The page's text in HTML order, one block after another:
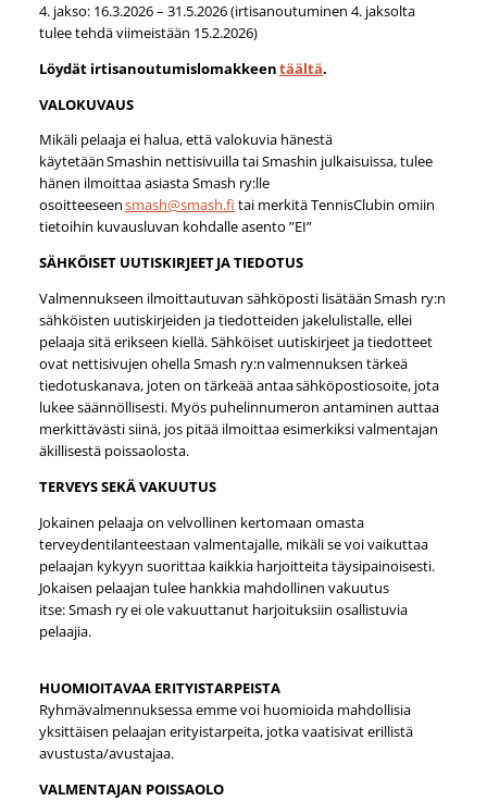
4. jakso: 16.3.2026 – 31.5.2026 (irtisanoutuminen 4. jaksolta
tulee tehdä viimeistään 15.2.2026)
Löydät irtisanoutumislomakkeentäältä.
VALOKUVAUS
Mikäli pelaaja ei halua, että valokuvia hänestä
käytetään Smashin nettisivuilla tai Smashin julkaisuissa, tulee
hänen ilmoittaa asiasta Smash ry:lle
osoitteeseensmash@smash.fi tai merkitä TennisClubin omiin
tietoihin kuvausluvan kohdalle asento ”EI”
SÄHKÖISET UUTISKIRJEET JA TIEDOTUS
Valmennukseen ilmoittautuvan sähköposti lisätään Smash ry:n
sähköisten uutiskirjeiden ja tiedotteiden jakelulistalle, ellei
pelaaja sitä erikseen kiellä. Sähköiset uutiskirjeet ja tiedotteet
ovat nettisivujen ohella Smash ry:n valmennuksen tärkeä
tiedotuskanava, joten on tärkeää antaa sähköpostiosoite, jota
lukee säännöllisesti. Myös puhelinnumeron antaminen auttaa
merkittävästi siinä, jos pitää ilmoittaa esimerkiksi valmentajan
äkillisestä poissaolosta.
TERVEYS SEKÄ VAKUUTUS
Jokainen pelaaja on velvollinen kertomaan omasta
terveydentilanteestaan valmentajalle, mikäli se voi vaikuttaa
pelaajan kykyyn suorittaa kaikkia harjoitteita täysipainoisesti.
Jokaisen pelaajan tulee hankkia mahdollinen vakuutus
itse: Smash ry ei ole vakuuttanut harjoituksiin osallistuvia
pelaajia.
HUOMIOITAVAA ERITYISTARPEISTA
Ryhmävalmennuksessa emme voi huomioida mahdollisia
yksittäisen pelaajan erityistarpeita, jotka vaatisivat erillistä
avustusta/avustajaa.
VALMENTAJAN POISSAOLO